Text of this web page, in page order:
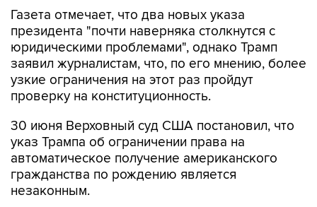
Газета отмечает, что два новых указа
президента "почти наверняка столкнутся с
юридическими проблемами", однако Трамп
заявил журналистам, что, по его мнению, более
узкие ограничения на этот раз пройдут
проверку на конституционность.
30 июня Верховный суд США постановил, что
указ Трампа об ограничении права на
автоматическое получение американского
гражданства по рождению является
незаконным.